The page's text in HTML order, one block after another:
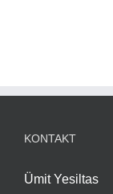
KONTAKT
Ümit Yesiltas